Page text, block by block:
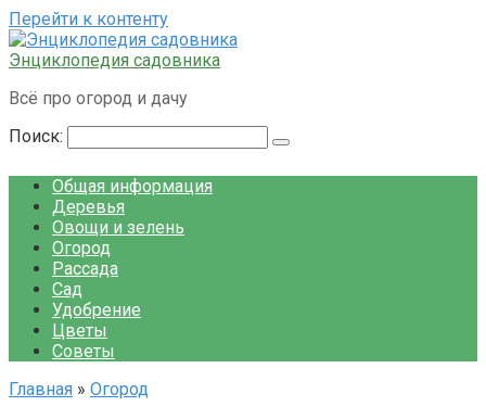
Перейти к контенту
Энциклопедия садовника
Всё про огород и дачу
Поиск:
Общая информация
Деревья
Овощи и зелень
Огород
Рассада
Сад
Удобрение
Цветы
Советы
Главная » Огород